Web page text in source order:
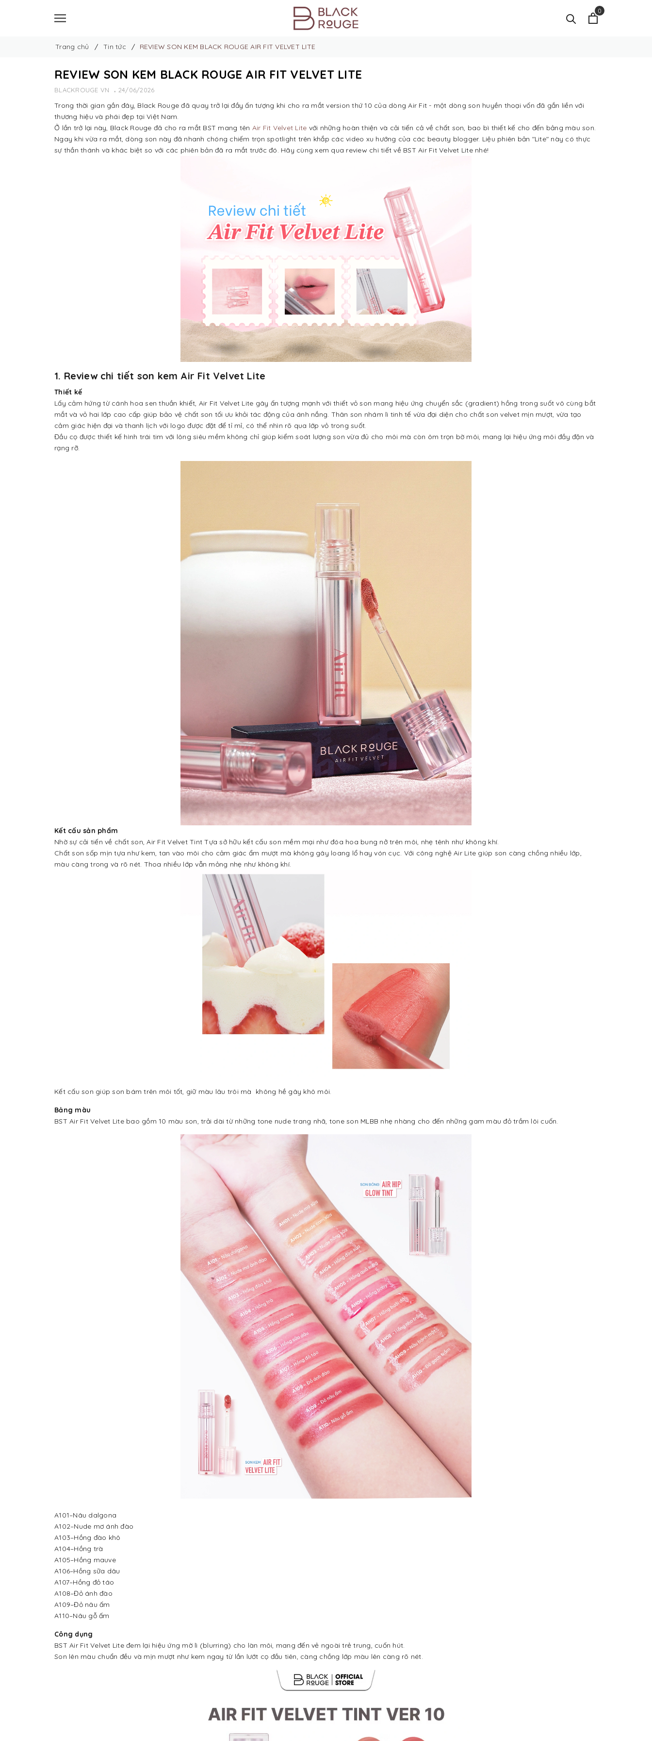
0
Trang chủ Tin tức REVIEW SON KEM BLACK ROUGE AIR FIT VELVET LITE
REVIEW SON KEM BLACK ROUGE AIR FIT VELVET LITE
BLACKROUGE VN 24/06/2026
Trong thời gian gần đây, Black Rouge đã quay trở lại đầy ấn tượng khi cho ra mắt version thứ 10 của dòng Air Fit - một dòng son huyền thoại vốn đã gắn liền với
thương hiệu và phái đẹp tại Việt Nam.
Ở lần trở lại này, Black Rouge đã cho ra mắt BST mang tên Air Fit Velvet Lite với những hoàn thiện và cải tiến cả về chất son, bao bì thiết kế cho đến bảng màu son.
Ngay khi vừa ra mắt, dòng son này đã nhanh chóng chiếm trọn spotlight trên khắp các video xu hướng của các beauty blogger. Liệu phiên bản "Lite" này có thực
sự thần thánh và khác biệt so với các phiên bản đã ra mắt trước đó. Hãy cùng xem qua review chi tiết về BST Air Fit Velvet Lite nhé!
1. Review chi tiết son kem Air Fit Velvet Lite
Thiết kế
Lấy cảm hứng từ cánh hoa sen thuần khiết, Air Fit Velvet Lite gây ấn tượng mạnh với thiết vỏ son mang hiệu ứng chuyển sắc (gradient) hồng trong suốt vô cùng bắt
mắt và vỏ hai lớp cao cấp giúp bảo vệ chất son tối ưu khỏi tác động của ánh nắng. Thân son nhám lì tinh tế vừa đại diện cho chất son velvet mịn mượt, vừa tạo
cảm giác hiện đại và thanh lịch với logo được đặt để tỉ mỉ, có thể nhìn rõ qua lớp vỏ trong suốt.
Đầu cọ được thiết kế hình trái tim với lông siêu mềm không chỉ giúp kiểm soát lượng son vừa đủ cho môi mà còn ôm trọn bờ môi, mang lại hiệu ứng môi đầy đặn và
rạng rỡ.
Kết cấu sản phẩm
Nhờ sự cải tiến về chất son, Air Fit Velvet Tint Tựa sở hữu kết cấu son mềm mại như đóa hoa bung nở trên môi, nhẹ tênh như không khí.
Chất son sốp mịn tựa như kem, tan vào môi cho cảm giác ẩm mượt mà không gây loang lổ hay vón cục. Với công nghệ Air Lite giúp son càng chồng nhiều lớp,
màu càng trong và rõ nét. Thoa nhiều lớp vẫn mỏng nhẹ như không khí.
Kết cấu son giúp son bám trên môi tốt, giữ màu lâu trôi mà không hề gây khô môi.
Bảng màu
BST Air Fit Velvet Lite bao gồm 10 màu son, trải dài từ những tone nude trang nhã, tone son MLBB nhẹ nhàng cho đến những gam màu đỏ trầm lôi cuốn.
A101–Nâu dalgona
A102–Nude mơ ánh đào
A103–Hồng đào khô
A104–Hồng trà
A105–Hồng mauve
A106–Hồng sữa dâu
A107–Hồng đỏ táo
A108–Đỏ ánh đào
A109–Đỏ nâu ấm
A110–Nâu gỗ ấm
Công dụng
BST Air Fit Velvet Lite đem lại hiệu ứng mờ lì (blurring) cho làn môi, mang đến vẻ ngoài trẻ trung, cuốn hút.
Son lên màu chuẩn đều và mịn mượt như kem ngay từ lần lướt cọ đầu tiên, càng chồng lớp màu lên càng rõ nét.